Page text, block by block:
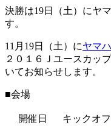
決勝は19日（土）にヤ
す。
11月19日（土）にヤマ
２０１６Ｊユースカッ
いてお知らせします。
■会場
開催日 キックオフ